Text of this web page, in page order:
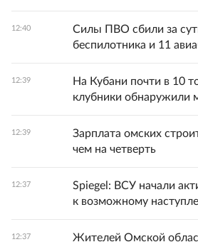
12:40
Силы ПВО сбили за
беспилотника и 11
12:39
На Кубани почти в 10
клубники обнаружили
12:39
Зарплата омских
чем на четверть
12:37
Spiegel: ВСУ начали
к возможному
12:37
Жителей Омской